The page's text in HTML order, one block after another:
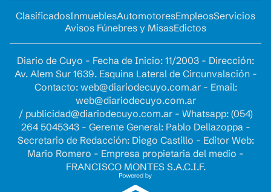
ClasificadosInmueblesAutomotoresEmpleosServicios
Avisos Fúnebres y MisasEdictos
Diario de Cuyo - Fecha de Inicio: 11/2003 - Dirección:
Av. Alem Sur 1639. Esquina Lateral de Circunvalación -
Contacto: web@diariodecuyo.com.ar- Email:
web@diariodecuyo.com.ar
/ publicidad@diariodecuyo.com.ar- Whatsapp: (054)
264 5045343 - Gerente General: Pablo Dellazoppa -
Secretario de Redacción: Diego Castillo - Editor Web:
Mario Romero - Empresa propietaria del medio -
FRANCISCO MONTES S.A.C.I.F.